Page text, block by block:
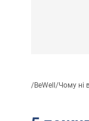
/BeWell/Чому ні